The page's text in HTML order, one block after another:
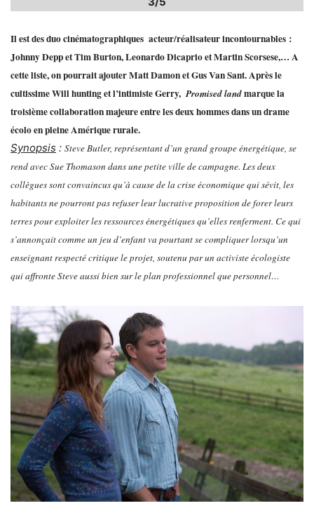
Il est des duo cinématographiques acteur/réalisateur incontournables :
Johnny Depp et Tim Burton, Leonardo Dicaprio et Martin Scorsese,… A
cette liste, on pourrait ajouter Matt Damon et Gus Van Sant. Après le
cultissime Will hunting et l’intimiste Gerry,Promised landmarque la
troisième collaboration majeure entre les deux hommes dans un drame
écolo en pleine Amérique rurale.
Synopsis : Steve Butler, représentant d’un grand groupe énergétique, se
rend avec Sue Thomason dans une petite ville de campagne. Les deux
collègues sont convaincus qu’à cause de la crise économique qui sévit, les
habitants ne pourront pas refuser leur lucrative proposition de forer leurs
terres pour exploiter les ressources énergétiques qu’elles renferment. Ce qui
s’annonçait comme un jeu d’enfant va pourtant se compliquer lorsqu’un
enseignant respecté critique le projet, soutenu par un activiste écologiste
qui affronte Steve aussi bien sur le plan professionnel que personnel…